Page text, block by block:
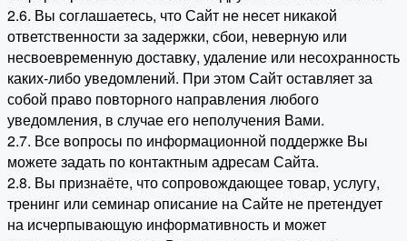
2.6. Вы соглашаетесь, что Сайт не несет никакой
ответственности за задержки, сбои, неверную или
несвоевременную доставку, удаление или несохранность
каких-либо уведомлений. При этом Сайт оставляет за
собой право повторного направления любого
уведомления, в случае его неполучения Вами.
2.7. Все вопросы по информационной поддержке Вы
можете задать по контактным адресам Сайта.
2.8. Вы признаёте, что сопровождающее товар, услугу,
тренинг или семинар описание на Сайте не претендует
на исчерпывающую информативность и может